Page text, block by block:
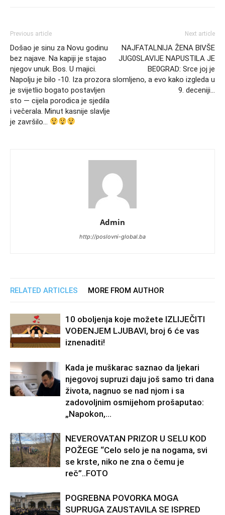
Previous article
Došao je sinu za Novu godinu
bez najave. Na kapiji je stajao
njegov unuk. Bos. U majici.
Napolju je bilo -10. Iza prozora
je svijetlio bogato postavljen
sto — cijela porodica je sjedila
i večerala. Minut kasnije slavlje
je završilo…
Next article
NAJFATALNlJA ŽENA BlVŠE
JUG0SLAVlJE NAPUSTlLA JE
BE0GRAD: Srce joj je
slomljeno, a evo kako izgleda u
9. deceniji…
Admin
http://poslovni-global.ba
RELATED ARTICLES MORE FROM AUTHOR
10 oboljenja koje možete IZLIJEČITI
VOĐENJEM LJUBAVI, broj 6 će vas
iznenaditi!
Kada je muškarac saznao da ljekari
njegovoj supruzi daju još samo tri dana
života, nagnuo se nad njom i sa
zadovoljnim osmijehom prošaputao:
„Napokon,...
NEVEROVATAN PRIZOR U SELU KOD
POŽEGE “Celo selo je na nogama, svi
se krste, niko ne zna o čemu je
reč”..FOTO
POGREBNA POVORKA MOGA
SUPRUGA ZAUSTAVILA SE ISPRED